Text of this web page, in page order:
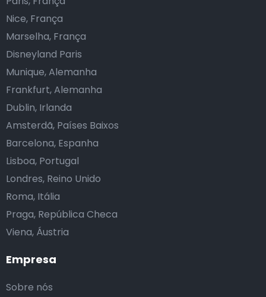
Empresa
Sobre nós
Nice, França
Marselha, França
Disneyland Paris
Munique, Alemanha
Frankfurt, Alemanha
Dublin, Irlanda
Amsterdã, Países Baixos
Barcelona, Espanha
Lisboa, Portugal
Londres, Reino Unido
Roma, Itália
Praga, República Checa
Viena, Áustria